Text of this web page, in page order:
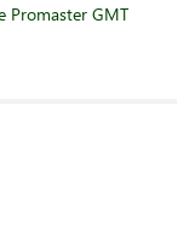
Promaster GMT